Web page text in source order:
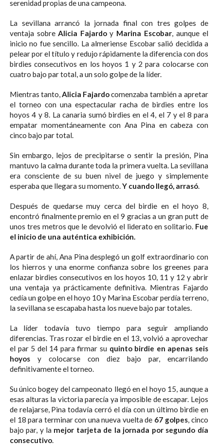
serenidad propias de una campeona.
La sevillana arrancó la jornada final con tres golpes de
ventaja sobre Alicia Fajardo y Marina Escobar, aunque el
inicio no fue sencillo. La almeriense Escobar salió decidida a
pelear por el título y redujo rápidamente la diferencia con dos
birdies consecutivos en los hoyos 1 y 2 para colocarse con
cuatro bajo par total, a un solo golpe de la líder.
Mientras tanto,Alicia Fajardo
el torneo con una espectacular racha de birdies entre los
hoyos 4 y 8. La canaria sumó birdies en el 4, el 7 y el 8 para
empatar momentáneamente con Ana Pina en cabeza con
cinco bajo par total.
Sin embargo, lejos de precipitarse o sentir la presión, Pina
mantuvo la calma durante toda la primera vuelta. La sevillana
era consciente de su buen nivel de juego y simplemente
esperaba que llegara su momento.Y cuando llegó, arrasó.
Después de quedarse muy cerca del birdie en el hoyo 8,
encontró finalmente premio en el 9 gracias a un gran putt de
unos tres metros que le devolvió el liderato en solitario. Fue
el inicio de una auténtica exhibición.
A partir de ahí, Ana Pina desplegó un golf extraordinario con
los hierros y una enorme confianza sobre los greenes para
enlazar birdies consecutivos en los hoyos 10, 11 y 12 y abrir
una ventaja ya prácticamente definitiva. Mientras Fajardo
cedía un golpe en el hoyo 10 y Marina Escobar perdía terreno,
la sevillana se escapaba hasta los nueve bajo par totales.
La líder todavía tuvo tiempo para seguir ampliando
diferencias. Tras rozar el birdie en el 13, volvió a aprovechar
el par 5 del 14 para firmar su quinto birdie en apenas seis
hoyos y colocarse con diez bajo par, encarrilando
definitivamente el torneo.
Su único bogey del campeonato llegó en el hoyo 15, aunque a
esas alturas la victoria parecía ya imposible de escapar. Lejos
de relajarse, Pina todavía cerró el día con un último birdie en
el 18 para terminar con una nueva vuelta de 67 golpes, cinco
bajo par, y la mejor tarjeta de la jornada por segundo día
consecutivo.